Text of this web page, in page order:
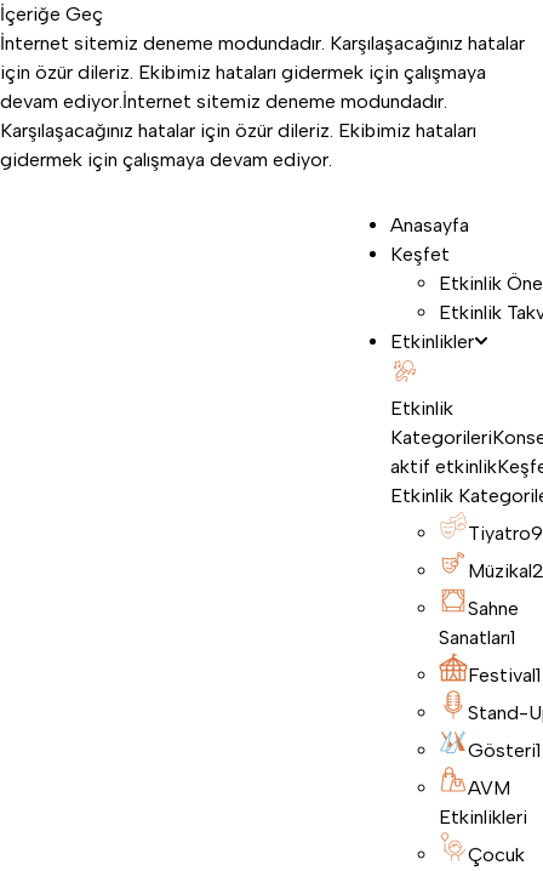
İçeriğe Geç
İnternet sitemiz deneme modundadır. Karşılaşacağınız hatalar
için özür dileriz. Ekibimiz hataları gidermek için çalışmaya
devam ediyor.İnternet sitemiz deneme modundadır.
Karşılaşacağınız hatalar için özür dileriz. Ekibimiz hataları
gidermek için çalışmaya devam ediyor.
Anasayfa
Keşfet
Etkinlik
Etkinlik
Etkinlikler
Etkinlik
Kategorileri
aktif etkinlik
Etkinlik
Tiyatro9
Müzikal2
Sahne
Sanatları1
Festival1
Stand-
Gösteri1
AVM
Etkinlikleri
Çocuk